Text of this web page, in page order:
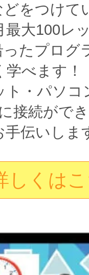
どをつけて
最大100レ
たプログ
べます！
ト・パソ
接続がで
手伝いしま
しくは